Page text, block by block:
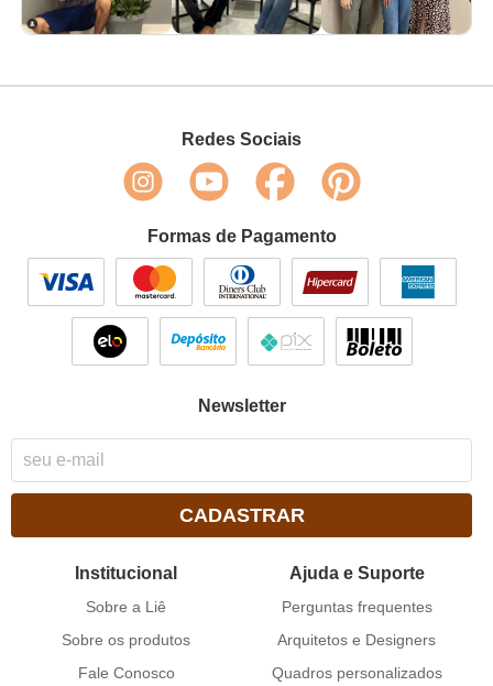
Redes Sociais
Formas de Pagamento
Newsletter
CADASTRAR
Institucional
Sobre a Liê
Sobre os produtos
Fale Conosco
Ajuda e Suporte
Perguntas frequentes
Arquitetos e Designers
Quadros personalizados